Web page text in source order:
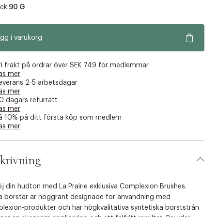
90 G
i varukorg
frakt på ordrar över SEK 749 för medlemmar
mer
2-5 arbetsdagar
mer
dagars returrätt
mer
10% på ditt första köp som medlem
mer
din hudton med La Prairie exklusiva Complexion Brushes.
borstar är noggrant designade för användning med
produkter och har högkvalitativa syntetiska borststrån